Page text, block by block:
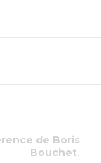
de Boris
Bouchet.